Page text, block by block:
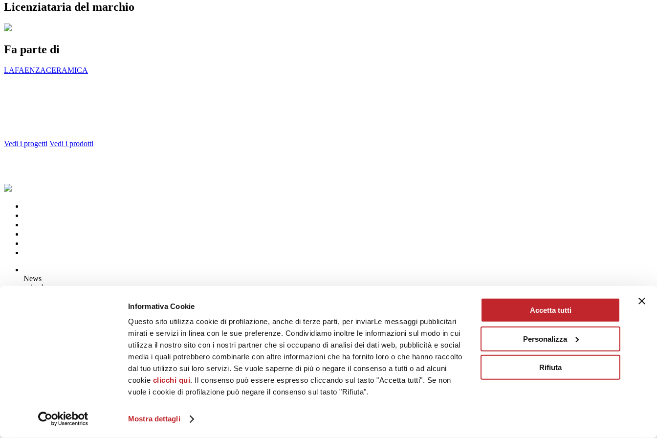
Informativa Cookie
Questo sito utilizza cookie di profilazione, anche di terze parti, per inviarLe messaggi pubblicitari
mirati e servizi in linea con le sue preferenze. Condividiamo inoltre le informazioni sul modo in cui
utilizza il nostro sito con i nostri partner che si occupano di analisi dei dati web, pubblicità e social
media i quali potrebbero combinarle con altre informazioni che ha fornito loro o che hanno raccolto
dal tuo utilizzo sui loro servizi. Se vuole saperne di più o negare il consenso a tutti o ad alcuni
cookie clicchi qui. Il consenso può essere espresso cliccando sul tasto "Accetta tutti". Se non
vuole i cookie di profilazione può negare il consenso sul tasto "Rifiuta".
Mostra dettagli
Accetta tutti
Personalizza
Rifiuta
Licenziataria del marchio
Fa parte di
LAFAENZACERAMICA
Vedi i progetti Vedi i prodotti
News
aziende
Viale Monte Santo, 40 - 41049 Sassuolo (MO) - Italy
Capitale Sociale: 2.500.000 euro - Codice fiscale e P.IVA 00853700367
© Ceramica.info, All Rights Reserved.